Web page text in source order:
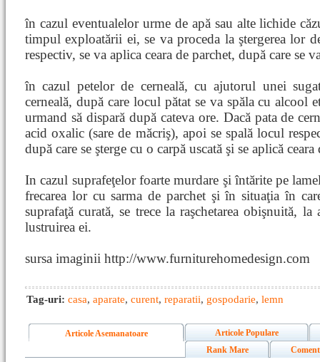
în cazul eventualelor urme de apă sau alte lichide
timpul exploatării ei, se va proceda la ştergerea lor
respectiv, se va aplica ceara de parchet, după care se
în cazul petelor de cerneală, cu ajutorul unei
cerneală, după care locul pătat se va spăla cu alcool
urmand să dispară după cateva ore. Dacă pata de
acid oxalic (sare de măcriş), apoi se spală locul
după care se şterge cu o carpă uscată şi se aplică
In cazul suprafeţelor foarte murdare şi întărite pe
frecarea lor cu sarma de parchet şi în situaţia în
suprafaţă curată, se trece la raşchetarea obişnuită,
lustruirea ei.
sursa imaginii http://www.furniturehomedesign.com
Tag-uri: casa, aparate, curent, reparatii, gospodarie, lemn
Articole Asemanatoare
Articole Populare
Rank Mare